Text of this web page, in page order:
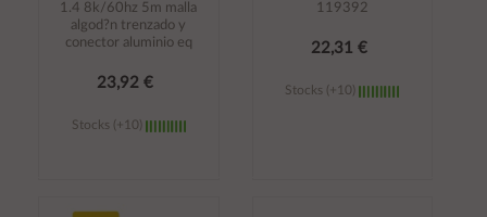
1.4 8k/60hz 5m malla
algod?n trenzado y
conector aluminio eq
23,92 €
Stocks (+10)
119392
22,31 €
Stocks (+10)